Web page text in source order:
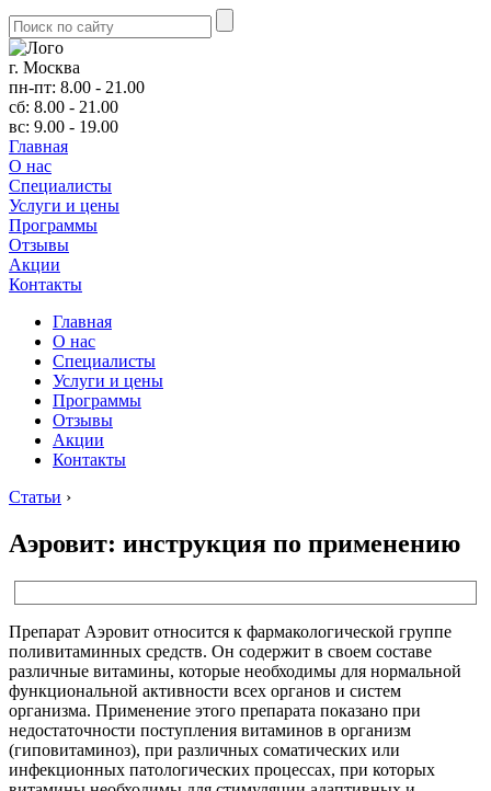
г. Москва
пн-пт: 8.00 - 21.00
сб: 8.00 - 21.00
вс: 9.00 - 19.00
Главная
О нас
Cпециалисты
Услуги и цены
Программы
Отзывы
Акции
Контакты
Главная
О нас
Cпециалисты
Услуги и цены
Программы
Отзывы
Акции
Контакты
Статьи ›
Аэровит: инструкция по применению
Препарат Аэровит относится к фармакологической группе
поливитаминных средств. Он содержит в своем составе
различные витамины, которые необходимы для нормальной
функциональной активности всех органов и систем
организма. Применение этого препарата показано при
недостаточности поступления витаминов в организм
(гиповитаминоз), при различных соматических или
инфекционных патологических процессах, при которых